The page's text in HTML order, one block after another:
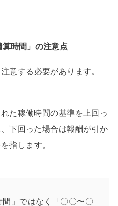
時間」の注意点
注意する必要があります。
た稼働時間の基準を上回っ
下回った場合は報酬が引か
指します。
」ではなく「〇〇〜〇